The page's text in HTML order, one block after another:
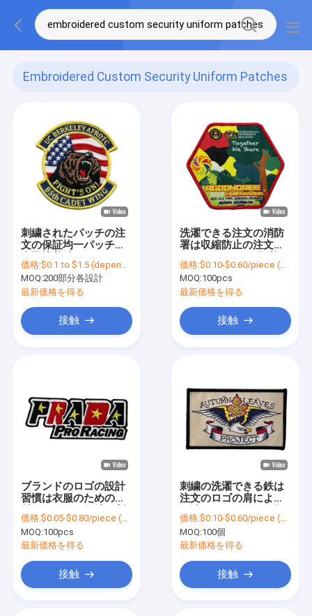
Embroidered Custom Security Uniform Patches
刺繍されたパッチの注
文の保証均一パッチの
価格:$0.1 to $1.5 (depends on the design and order quantity)
MOQ:200部分各設計
最新価格を得る
接触
洗濯できる注文の消防
署は収縮防止の注文の
ます
価格:$0.10-$0.60/piece (depends on the design and order quantity)
MOQ:100pcs
最新価格を得る
接触
ブランドのロゴの設計
習慣は衣服のための裏
繍した
価格:$0.05-$0.80/piece (depends on the design and order quantity)
MOQ:100pcs
最新価格を得る
接触
刺繍の洗濯できる鉄は
注文のロゴの肩によっ
繕する
価格:$0.10-$0.60/piece (depends on the design and order quantity)
MOQ:100個
最新価格を得る
接触